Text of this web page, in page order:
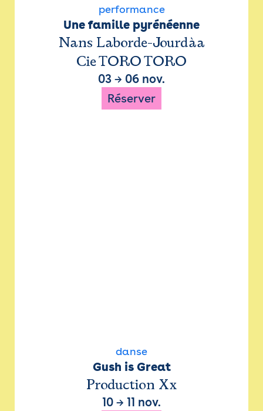
performance
Une famille pyrénéenne
Nans Laborde-Jourdàa
Cie TORO TORO
03 → 06 nov.
Réserver
danse
Gush is Great
Production Xx
10 → 11 nov.